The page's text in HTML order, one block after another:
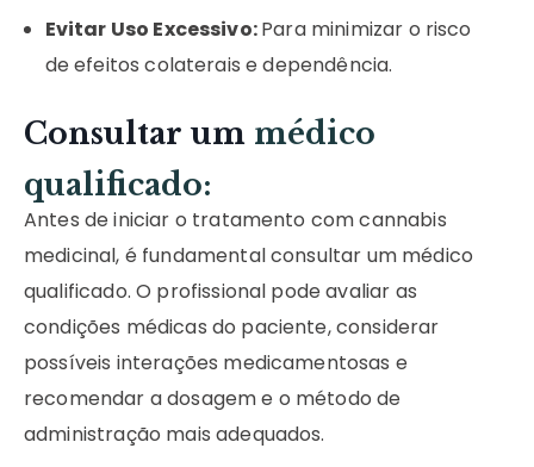
Evitar Uso Excessivo:Para minimizar o risco
de efeitos colaterais e dependência.
Consultar um médico
qualificado:
Antes de iniciar o tratamento com cannabis
medicinal, é fundamental consultar um médico
qualificado. O profissional pode avaliar as
condições médicas do paciente, considerar
possíveis interações medicamentosas e
recomendar a dosagem e o método de
administração mais adequados.